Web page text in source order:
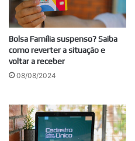
Bolsa Família suspenso? Saiba
como reverter a situação e
voltar a receber
08/08/2024